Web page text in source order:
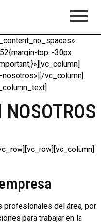
top: -30px
nosotros»][/vc_column]
profesionales del área, por
para trabajar en la